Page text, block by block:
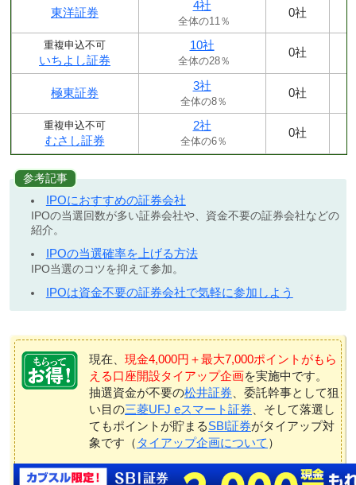
東洋証券
4社
全体の11％
0社
重複申込不可
いちよし証券
10社
全体の28％
0社
極東証券
3社
全体の8％
0社
重複申込不可
むさし証券
2社
全体の6％
0社
参考記事
IPOにおすすめの証券会社
IPOの当選回数が多い証券会社や、資金不要の証券会社などの
紹介。
IPOの当選確率を上げる方法
IPO当選のコツを抑えて参加。
IPOは資金不要の証券会社で気軽に参加しよう
現在、 現金4,000円＋最大7,000ポイントがもら
える口座開設タイアップ企画を実施中です。
抽選資金が不要の松井証券 、委託幹事として狙
い目の三菱UFJ eスマート証券 、そして落選し
てもポイントが貯まるSBI証券がタイアップ対
象です（ タイアップ企画について ）